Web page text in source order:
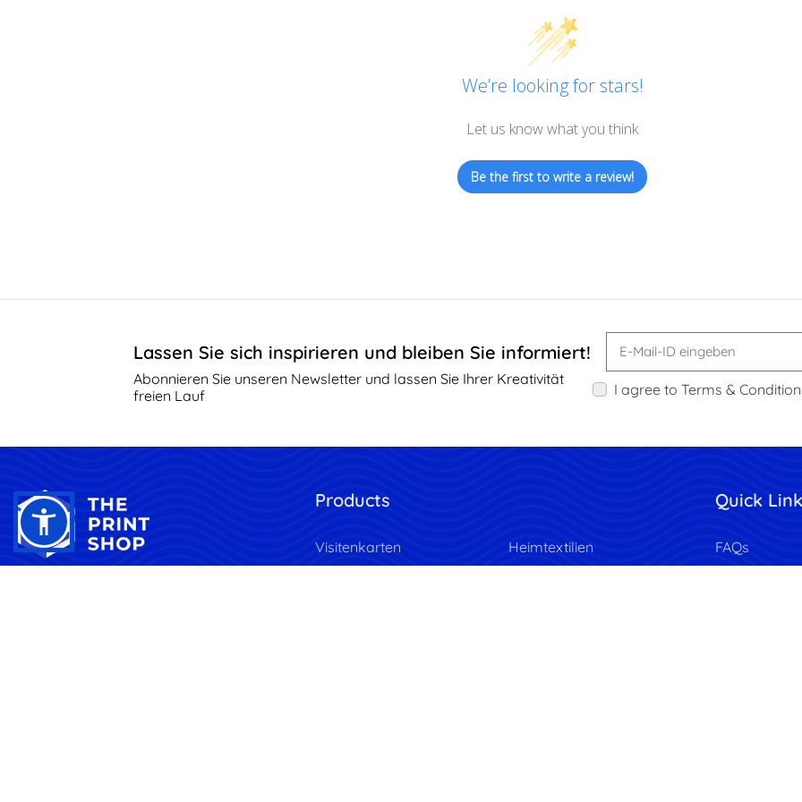
We’re looking for stars!
Let us know what you think
Be the first to write a review!
Lassen Sie sich inspirieren und bleiben Sie informiert!
Abonnieren Sie unseren Newsletter und lassen Sie Ihrer Kreativität
freien Lauf
I agree to Terms &
Products
Visitenkarten
Heimtextilien
Quick
FAQs